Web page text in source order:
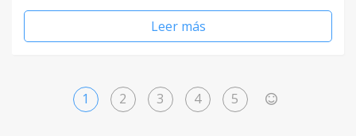
Leer más
1 2 3 4 5